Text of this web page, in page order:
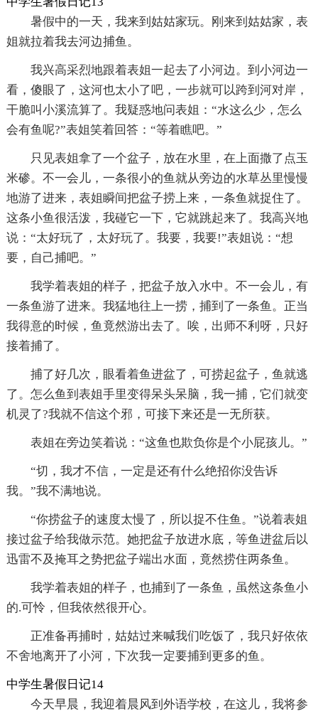
暑假中的一天，我来到姑姑家玩。刚来到姑姑家，表
姐就拉着我去河边捕鱼。
我兴高采烈地跟着表姐一起去了小河边。到小河边一
看，傻眼了，这河也太小了吧，一步就可以跨到河对岸，
干脆叫小溪流算了。我疑惑地问表姐：“水这么少，怎么
会有鱼呢?”表姐笑着回答：“等着瞧吧。”
只见表姐拿了一个盆子，放在水里，在上面撒了点玉
米碜。不一会儿，一条很小的鱼就从旁边的水草丛里慢慢
地游了进来，表姐瞬间把盆子捞上来，一条鱼就捉住了。
这条小鱼很活泼，我碰它一下，它就跳起来了。我高兴地
说：“太好玩了，太好玩了。我要，我要!”表姐说：“想
要，自己捕吧。”
我学着表姐的样子，把盆子放入水中。不一会儿，有
一条鱼游了进来。我猛地往上一捞，捕到了一条鱼。正当
我得意的时候，鱼竟然游出去了。唉，出师不利呀，只好
接着捕了。
捕了好几次，眼看着鱼进盆了，可捞起盆子，鱼就逃
了。怎么鱼到表姐手里变得呆头呆脑，我一捕，它们就变
机灵了?我就不信这个邪，可接下来还是一无所获。
表姐在旁边笑着说：“这鱼也欺负你是个小屁孩儿。”
“切，我才不信，一定是还有什么绝招你没告诉
我。”我不满地说。
“你捞盆子的速度太慢了，所以捉不住鱼。”说着表姐
接过盆子给我做示范。她把盆子放进水底，等鱼进盆后以
迅雷不及掩耳之势把盆子端出水面，竟然捞住两条鱼。
我学着表姐的样子，也捕到了一条鱼，虽然这条鱼小
的.可怜，但我依然很开心。
正准备再捕时，姑姑过来喊我们吃饭了，我只好依依
不舍地离开了小河，下次我一定要捕到更多的鱼。
中学生暑假日记14
今天早晨，我迎着晨风到外语学校，在这儿，我将参